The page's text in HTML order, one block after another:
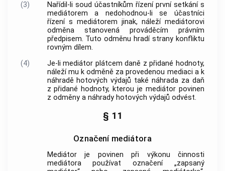
(3)
Nařídil-li soud účastníkům řízení první setkání s
mediátorem a nedohodnou-li se účastníci
řízení s mediátorem jinak, náleží mediátorovi
odměna stanovená prováděcím právním
předpisem. Tuto odměnu hradí strany konfliktu
rovným dílem.
(4)
Je-li mediátor plátcem daně z přidané hodnoty,
náleží mu k odměně za provedenou mediaci a k
náhradě hotových výdajů také náhrada za daň
z přidané hodnoty, kterou je mediátor povinen
z odměny a náhrady hotových výdajů odvést.
§ 11
Označení mediátora
Mediátor je povinen při výkonu činnosti
mediátora používat označení „zapsaný